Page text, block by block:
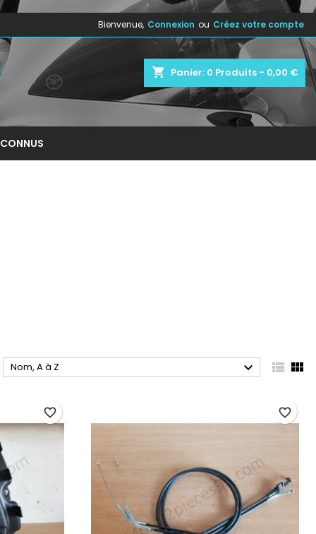
Bienvenue, Connexion ou Créez votre compte
shopping_cart Panier: 0 Produits - 0,00 €
Nom, A à Z   
favorite_border favorite_border